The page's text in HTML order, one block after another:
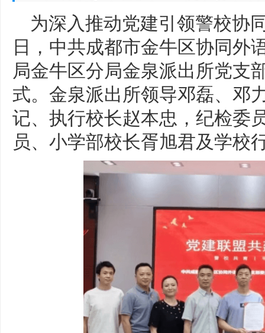
为深入推动党建引领警校协
日，中共成都市金牛区协同外
局金牛区分局金泉派出所党支
式。金泉派出所领导邓磊、邓
记、执行校长赵本忠，纪检委
员、小学部校长胥旭君及学校